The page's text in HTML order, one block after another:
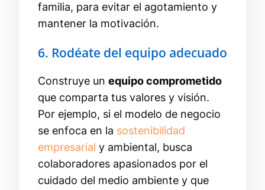
familia, para evitar el agotamiento y
mantener la motivación.
6. Rodéate del equipo adecuado
Construye un equipo comprometido
que comparta tus valores y visión.
Por ejemplo, si el modelo de negocio
se enfoca en la sostenibilidad
empresarial y ambiental, busca
colaboradores apasionados por el
cuidado del medio ambiente y que